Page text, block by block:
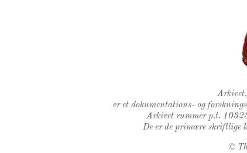
er et dokumentations- og
Arkivet rummer p.t.
De er de primære skriftlige
©